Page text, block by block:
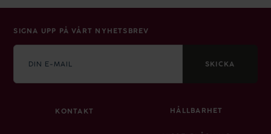
SIGNA UPP PÅ VÅRT NYHETSBREV
mail SKICKA
KONTAKT HÅLLBARHET